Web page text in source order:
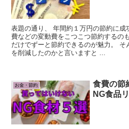
表題の通り、 年間約１万円の節約に
費などの変動費をこつこつ節約するの
だけでずーと節約できるのが魅力。
を削減したのかと言いますと ...
お金・節約
食費の節
NG食品